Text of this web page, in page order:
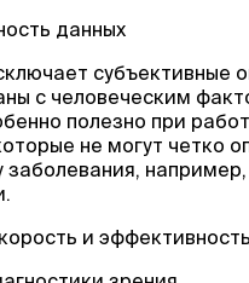
данных
субъективные
с человеческим
полезно при
не могут четко
заболевания,
и эффективность